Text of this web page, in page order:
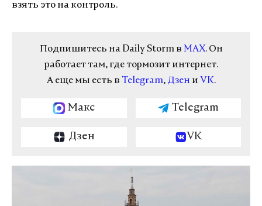
взять это на контроль.
Подпишитесь на Daily Storm в MAX. Он
работает там, где тормозит интернет.
А еще мы есть в Telegram, Дзен и VK.
Макс Telegram
Дзен VK